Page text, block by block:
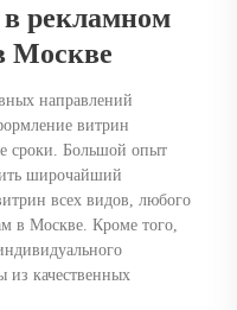
рекламном
Москве
направлений
витрин
сроки. Большой опыт
широчайший
всех видов, любого
в Москве. Кроме того,
качественных